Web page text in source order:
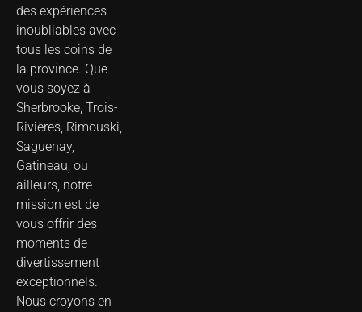
des expériences
inoubliables avec
tous les coins de
la province. Que
vous soyez à
Sherbrooke, Trois-
Rivières, Rimouski,
Saguenay,
Gatineau, ou
ailleurs, notre
mission est de
vous offrir des
moments de
divertissement
exceptionnels.
Nous croyons en